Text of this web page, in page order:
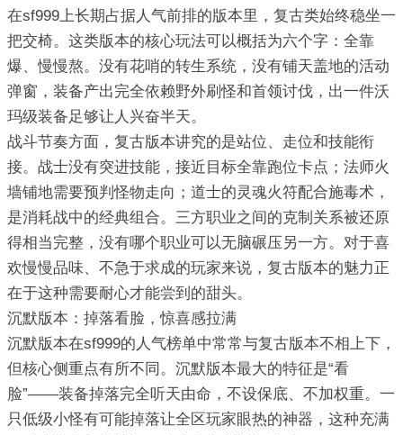
在sf999上长期占据人气前排的版本里，复古类始终稳坐一
把交椅。这类版本的核心玩法可以概括为六个字：全靠
爆、慢慢熬。没有花哨的转生系统，没有铺天盖地的活动
弹窗，装备产出完全依赖野外刷怪和首领讨伐，出一件沃
玛级装备足够让人兴奋半天。
战斗节奏方面，复古版本讲究的是站位、走位和技能衔
接。战士没有突进技能，接近目标全靠跑位卡点；法师火
墙铺地需要预判怪物走向；道士的灵魂火符配合施毒术，
是消耗战中的经典组合。三方职业之间的克制关系被还原
得相当完整，没有哪个职业可以无脑碾压另一方。对于喜
欢慢慢品味、不急于求成的玩家来说，复古版本的魅力正
在于这种需要耐心才能尝到的甜头。
沉默版本：掉落看脸，惊喜感拉满
沉默版本在sf999的人气榜单中常常与复古版本不相上下，
但核心侧重点有所不同。沉默版本最大的特征是“看
脸”——装备掉落完全听天由命，不设保底、不加权重。一
只低级小怪有可能掉落让全区玩家眼热的神器，这种充满